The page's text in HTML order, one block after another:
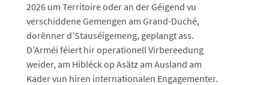
2026 um Territoire oder an der Géigend vu
verschiddene Gemengen am Grand-Duché,
dorënner d’Stauséigemeng, geplangt ass.
D’Arméi féiert hir operationell Virbereedung
weider, am Hibléck op Asätz am Ausland am
Kader vun hiren internationalen Engagementer.